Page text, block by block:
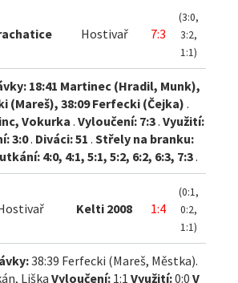
Hostivař 7:3
(3:0,
3:2,
1:1)
18:41 Martinec (Hradil, Munk),
(Mareš), 38:09 Ferfecki (Čejka) .
Vokurka. Vyloučení: 7:3. Využití:
3:0. Diváci: 51 . Střely na branku:
4:0, 4:1, 5:1, 5:2, 6:2, 6:3, 7:3.
Kelti 2008 1:4
(0:1,
0:2,
1:1)
38:39 Ferfecki (Mareš, Městka).
Liška Vyloučení:1:1 Využití:0:0 V